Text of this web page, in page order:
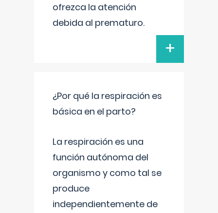
ofrezca la atención
debida al prematuro.
+
¿Por qué la respiración es
básica en el parto?
La respiración es una
función autónoma del
organismo y como tal se
produce
independientemente de